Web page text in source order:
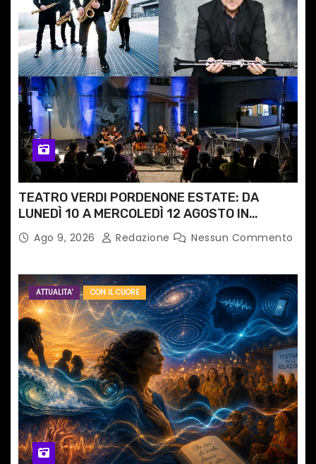
TEATRO VERDI PORDENONE ESTATE: DA
LUNEDÌ 10 A MERCOLEDÌ 12 AGOSTO IN
PIAZZETTA PESCHERIA TORNANO LE MUSIC
NIGHTS
Ago 9, 2026 Redazione Nessun Commento
ATTUALITA' CON IL CUORE